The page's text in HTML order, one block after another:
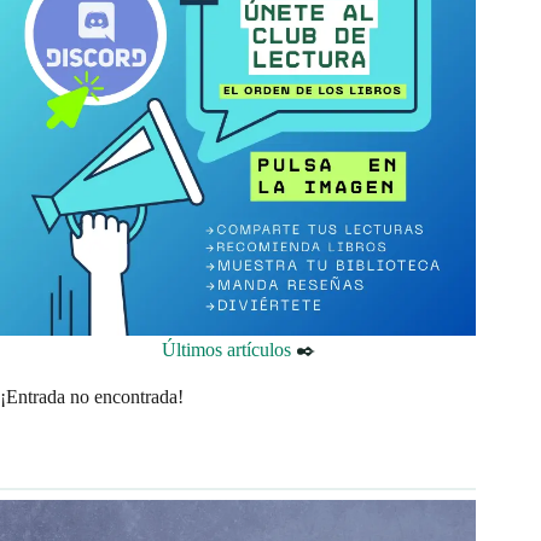
Últimos artículos✒️
¡Entrada no encontrada!